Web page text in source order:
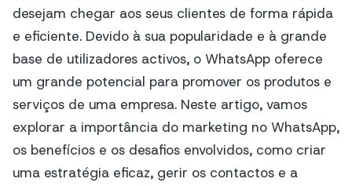
desejam chegar aos seus clientes de forma rápida
e eficiente. Devido à sua popularidade e à grande
base de utilizadores activos, o WhatsApp oferece
um grande potencial para promover os produtos e
serviços de uma empresa. Neste artigo, vamos
explorar a importância do marketing no WhatsApp,
os benefícios e os desafios envolvidos, como criar
uma estratégia eficaz, gerir os contactos e a